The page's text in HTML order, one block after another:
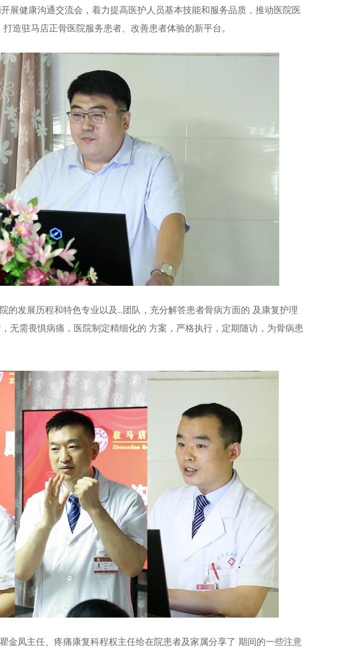
展健康沟通交流会，着力提高医护人员基本技能和服务品质，推动医院医
造驻马店正骨医院服务患者、改善患者体验的新平台。
的发展历程和特色专业以及..团队，充分解答患者骨病方面的 及康复护理
无需畏惧病痛，医院制定精细化的 方案，严格执行，定期随访，为骨病患
金凤主任、疼痛康复科程权主任给在院患者及家属分享了 期间的一些注意